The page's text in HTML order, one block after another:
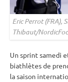
Eric Perrot (FRA),
Thibaut/
Un sprint samedi
biathlètes de
la saison